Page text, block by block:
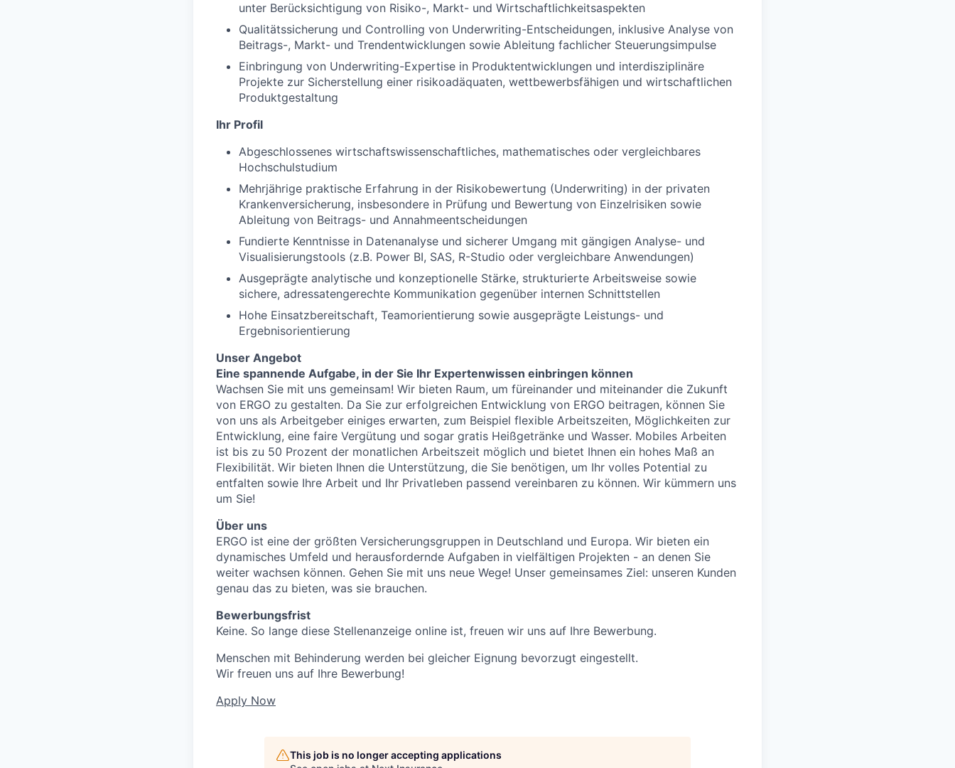
unter Berücksichtigung von Risiko-, Markt- und Wirtschaftlichkeitsaspekten
Qualitätssicherung und Controlling von Underwriting-Entscheidungen, inklusive Analyse von
Beitrags-, Markt- und Trendentwicklungen sowie Ableitung fachlicher Steuerungsimpulse
Einbringung von Underwriting-Expertise in Produktentwicklungen und interdisziplinäre
Projekte zur Sicherstellung einer risikoadäquaten, wettbewerbsfähigen und wirtschaftlichen
Produktgestaltung
Ihr Profil
Abgeschlossenes wirtschaftswissenschaftliches, mathematisches oder vergleichbares
Hochschulstudium
Mehrjährige praktische Erfahrung in der Risikobewertung (Underwriting) in der privaten
Krankenversicherung, insbesondere in Prüfung und Bewertung von Einzelrisiken sowie
Ableitung von Beitrags- und Annahmeentscheidungen
Fundierte Kenntnisse in Datenanalyse und sicherer Umgang mit gängigen Analyse- und
Visualisierungstools (z.B. Power BI, SAS, R-Studio oder vergleichbare Anwendungen)
Ausgeprägte analytische und konzeptionelle Stärke, strukturierte Arbeitsweise sowie
sichere, adressatengerechte Kommunikation gegenüber internen Schnittstellen
Hohe Einsatzbereitschaft, Teamorientierung sowie ausgeprägte Leistungs- und
Ergebnisorientierung
Unser Angebot
Eine spannende Aufgabe, in der Sie Ihr Expertenwissen einbringen können
Wachsen Sie mit uns gemeinsam! Wir bieten Raum, um füreinander und miteinander die Zukunft
von ERGO zu gestalten. Da Sie zur erfolgreichen Entwicklung von ERGO beitragen, können Sie
von uns als Arbeitgeber einiges erwarten, zum Beispiel flexible Arbeitszeiten, Möglichkeiten zur
Entwicklung, eine faire Vergütung und sogar gratis Heißgetränke und Wasser. Mobiles Arbeiten
ist bis zu 50 Prozent der monatlichen Arbeitszeit möglich und bietet Ihnen ein hohes Maß an
Flexibilität. Wir bieten Ihnen die Unterstützung, die Sie benötigen, um Ihr volles Potential zu
entfalten sowie Ihre Arbeit und Ihr Privatleben passend vereinbaren zu können. Wir kümmern uns
um Sie!
Über uns
ERGO ist eine der größten Versicherungsgruppen in Deutschland und Europa. Wir bieten ein
dynamisches Umfeld und herausfordernde Aufgaben in vielfältigen Projekten - an denen Sie
weiter wachsen können. Gehen Sie mit uns neue Wege! Unser gemeinsames Ziel: unseren Kunden
genau das zu bieten, was sie brauchen.
Bewerbungsfrist
Keine. So lange diese Stellenanzeige online ist, freuen wir uns auf Ihre Bewerbung.
Menschen mit Behinderung werden bei gleicher Eignung bevorzugt eingestellt.
Wir freuen uns auf Ihre Bewerbung!
Apply Now
This job is no longer accepting applications